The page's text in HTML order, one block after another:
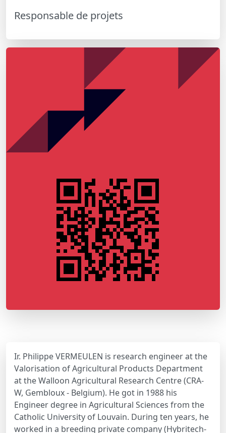
Responsable de projets
Ir. Philippe VERMEULEN is research engineer at the
Valorisation of Agricultural Products Department
at the Walloon Agricultural Research Centre (CRA-
W, Gembloux - Belgium). He got in 1988 his
Engineer degree in Agricultural Sciences from the
Catholic University of Louvain. During ten years, he
worked in a breeding private company (Hybritech-